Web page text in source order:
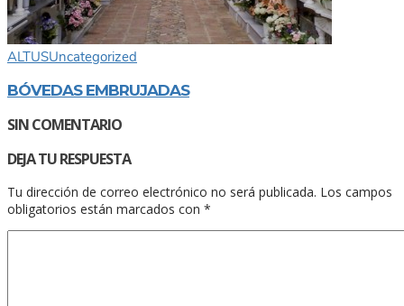
ALTUSUncategorized
BÓVEDAS EMBRUJADAS
SIN COMENTARIO
DEJA TU RESPUESTA
Tu dirección de correo electrónico no será publicada. Los campos
obligatorios están marcados con *